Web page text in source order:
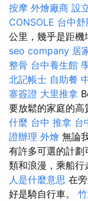
按摩 外燴廠商 設
CONSOLE 台中舒
公里，幾乎是距機
seo company 居
整骨 台中養生館
北記帳士 自助餐
寨簽證 大里推拿
要放鬆的家庭的高
什麼 台中 推拿 台
證辦理 外燴 無論
有許多可選的計劃
類和浪漫，乘船行
人是什麼意思 在
好是騎自行車。